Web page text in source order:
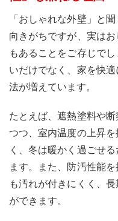
「おしゃれな外壁」と
向きがちですが、実は
もあることをご存じで
いだけでなく、家を快
法が増えています。
たとえば、遮熱塗料や
つつ、室内温度の上昇
く、冬は暖かく過ごせ
ます。また、防汚性能
も汚れが付きにくく、
ができます。